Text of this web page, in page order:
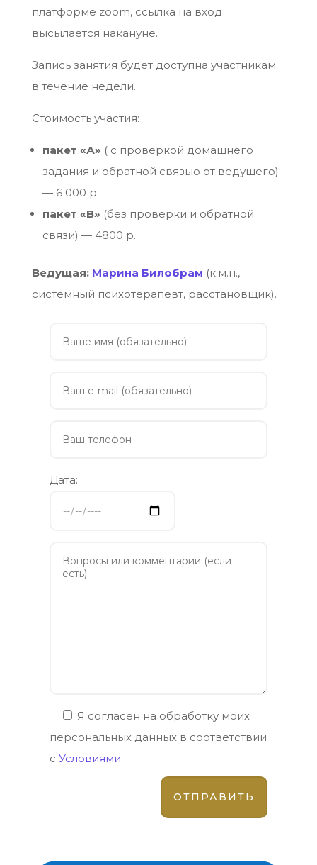
платформе zoom, ссылка на вход
высылается накануне.
Запись занятия будет доступна участникам
в течение недели.
Стоимость участия:
пакет «А» ( с проверкой домашнего
задания и обратной связью от ведущего)
— 6 000 р.
пакет «B» (без проверки и обратной
связи) — 4800 р.
Ведущая: Марина Билобрам (к.м.н.,
системный психотерапевт, расстановщик).
Дата:
Я согласен на обработку моих
персональных данных в соответствии
с Условиями